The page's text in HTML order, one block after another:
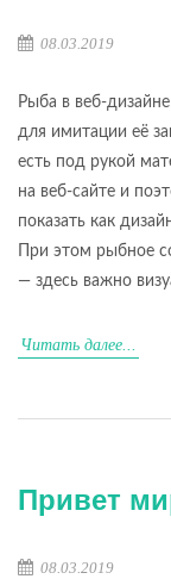
08.03.2019
Рыба в веб-
для имитации её
есть под рукой
на веб-сайте и
показать как
При этом рыбное
— здесь важно
Читать далее...
Привет
08.03.2019